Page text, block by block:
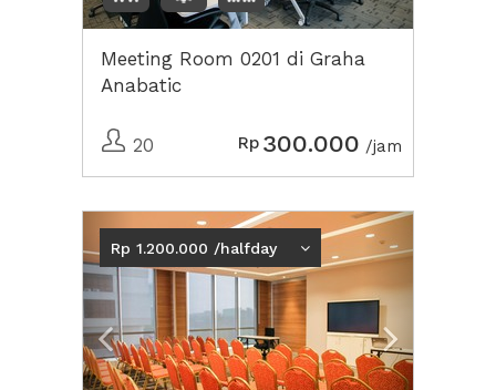
Meeting Room 0201 di Graha
Anabatic
20 Rp 300.000 /jam
Previous Next2
Rp 1.200.000 /halfday